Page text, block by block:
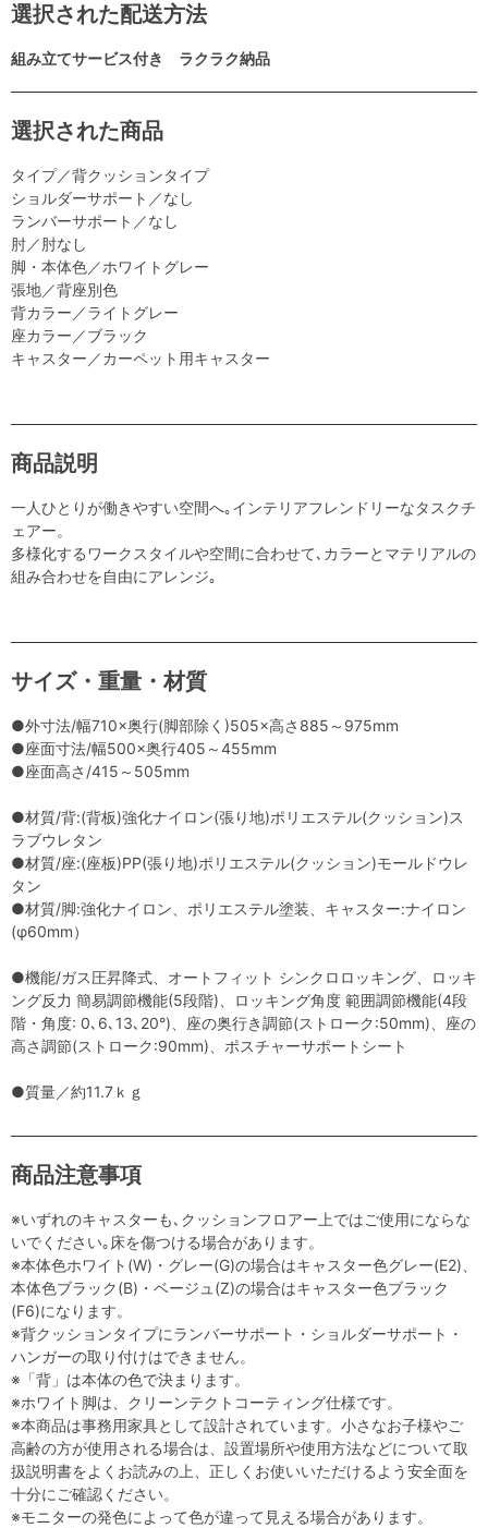
選択された配送方法
組み立てサービス付き ラクラク納品
選択された商品
タイプ／背クッションタイプ
ショルダーサポート／なし
ランバーサポート／なし
肘／肘なし
脚・本体色／ホワイトグレー
張地／背座別色
背カラー／ライトグレー
座カラー／ブラック
キャスター／カーペット用キャスター
商品説明
一人ひとりが働きやすい空間へ｡インテリアフレンドリーなタスクチ
ェアー。
多様化するワークスタイルや空間に合わせて､カラーとマテリアルの
組み合わせを自由にアレンジ｡
サイズ・重量・材質
●外寸法/幅710×奥行(脚部除く)505×高さ885～975mm
●座面寸法/幅500×奥行405～455mm
●座面高さ/415～505mm
●材質/背:(背板)強化ナイロン(張り地)ポリエステル(クッション)ス
ラブウレタン
●材質/座:(座板)PP(張り地)ポリエステル(クッション)モールドウレ
タン
●材質/脚:強化ナイロン、ポリエステル塗装、キャスター:ナイロン
(φ60mm）
●機能/ガス圧昇降式、オートフィット シンクロロッキング、ロッキ
ング反力 簡易調節機能(5段階)、ロッキング角度 範囲調節機能(4段
階・角度: 0､6､13､20°)、座の奥行き調節(ストローク:50mm)、座の
高さ調節(ストローク:90mm)、ポスチャーサポートシート
●質量／約11.7ｋｇ
商品注意事項
※いずれのキャスターも､クッションフロアー上ではご使用にならな
いでください｡床を傷つける場合があります。
※本体色ホワイト(W)・グレー(G)の場合はキャスター色グレー(E2)、
本体色ブラック(B)・ベージュ(Z)の場合はキャスター色ブラック
(F6)になります。
※背クッションタイプにランバーサポート・ショルダーサポート・
ハンガーの取り付けはできません。
※「背」は本体の色で決まります。
※ホワイト脚は、クリーンテクトコーティング仕様です。
※本商品は事務用家具として設計されています。小さなお子様やご
高齢の方が使用される場合は、設置場所や使用方法などについて取
扱説明書をよくお読みの上、正しくお使いいただけるよう安全面を
十分にご確認ください。
※モニターの発色によって色が違って見える場合があります。